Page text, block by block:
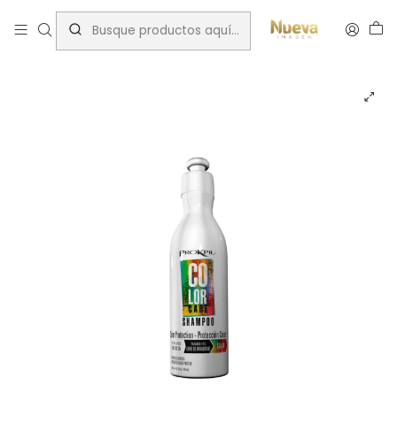
Inicio Tratamientos capilares Marcas
Prokpil shampoo color 300ml